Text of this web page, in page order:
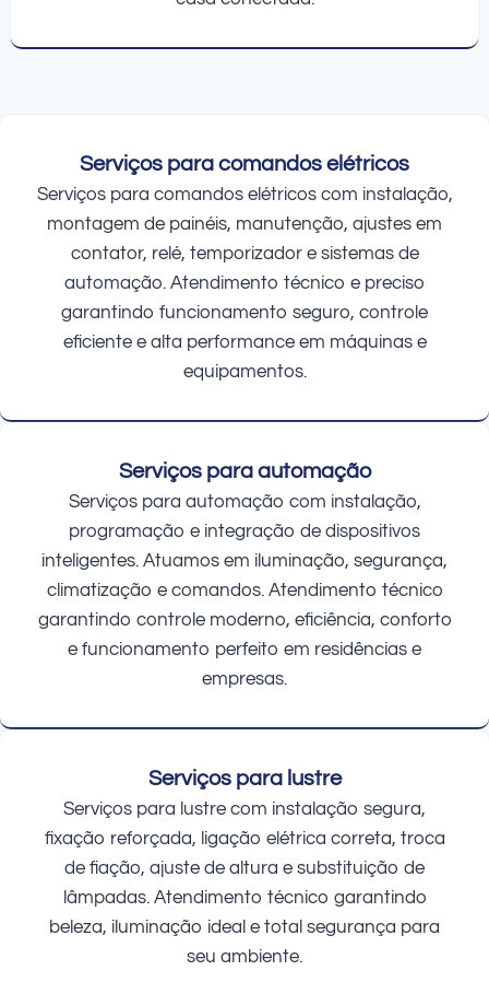
Serviços para comandos elétricos
Serviços para comandos elétricos com instalação,
montagem de painéis, manutenção, ajustes em
contator, relé, temporizador e sistemas de
automação. Atendimento técnico e preciso
garantindo funcionamento seguro, controle
eficiente e alta performance em máquinas e
equipamentos.
Serviços para automação
Serviços para automação com instalação,
programação e integração de dispositivos
inteligentes. Atuamos em iluminação, segurança,
climatização e comandos. Atendimento técnico
garantindo controle moderno, eficiência, conforto
e funcionamento perfeito em residências e
empresas.
Serviços para lustre
Serviços para lustre com instalação segura,
fixação reforçada, ligação elétrica correta, troca
de fiação, ajuste de altura e substituição de
lâmpadas. Atendimento técnico garantindo
beleza, iluminação ideal e total segurança para
seu ambiente.